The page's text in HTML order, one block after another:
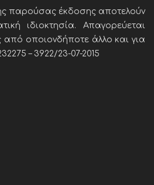
παρούσας έκδοσης αποτελούν
ιδιοκτησία. Απαγορεύεται
οποιονδήποτε άλλο και για
– 3922/23-07-2015